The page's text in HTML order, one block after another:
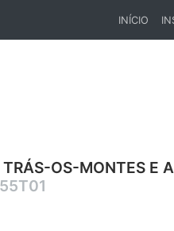
INÍCIO
OS-MONTES E